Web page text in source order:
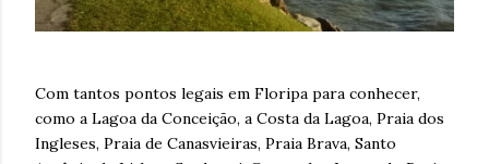
Com tantos pontos legais em Floripa para conhecer,
como a Lagoa da Conceição, a Costa da Lagoa, Praia dos
Ingleses, Praia de Canasvieiras, Praia Brava, Santo